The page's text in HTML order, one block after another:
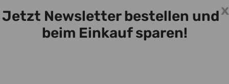
x
Jetzt Newsletter bestellen und
beim Einkauf sparen!